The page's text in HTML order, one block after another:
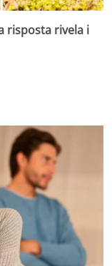
risposta rivela i